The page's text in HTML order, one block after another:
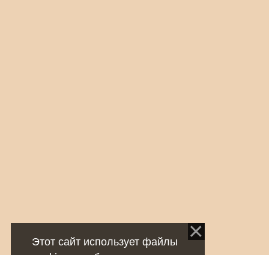
Этот сайт использует файлы